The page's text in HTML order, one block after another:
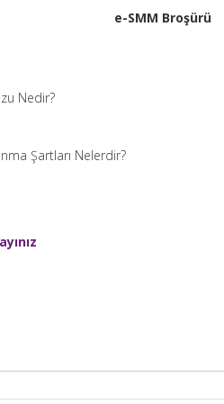
e-SMM Broşürü
Nedir?
Şartları Nelerdir?